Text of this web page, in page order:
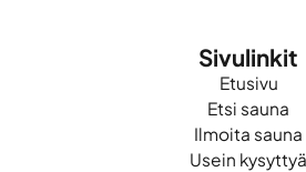
Sivulinkit
Etusivu
Etsi sauna
Ilmoita sauna
Usein kysyttyä